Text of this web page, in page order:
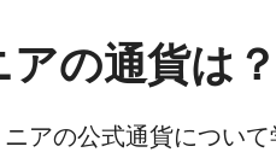
の通貨は？
アの公式通貨につい